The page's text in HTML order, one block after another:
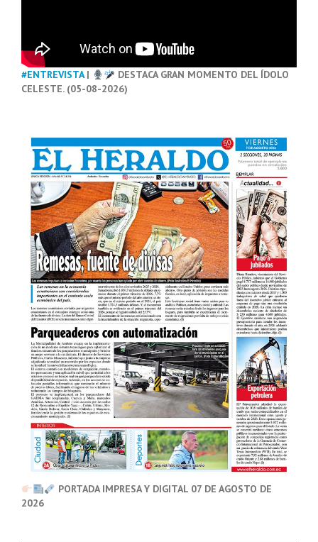
#ENTREVISTA|
DESTACA GRAN MOMENTO DEL ÍDOLO
CELESTE. (05-08-2026)
PORTADA IMPRESA Y DIGITAL 07 DE AGOSTO DE
2026